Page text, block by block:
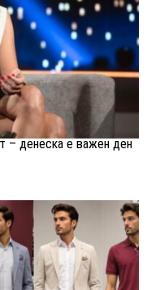
– денеска е важен ден